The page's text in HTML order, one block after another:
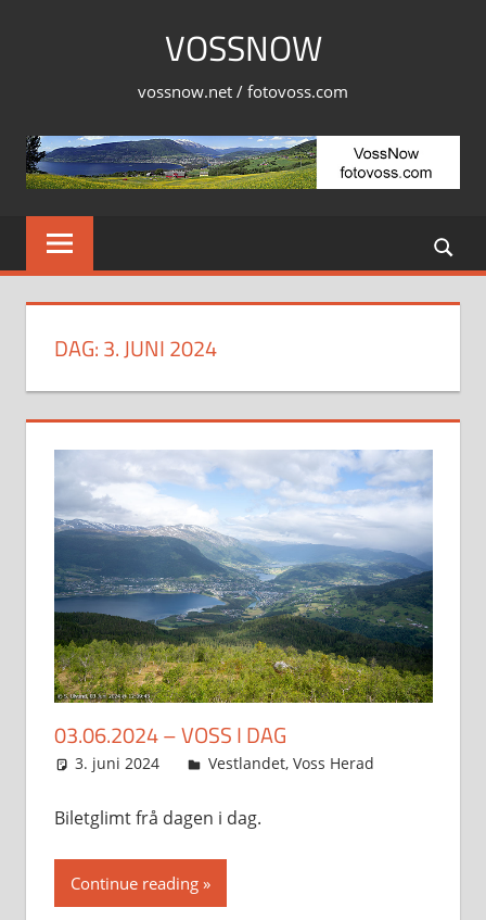
VOSSNOW
vossnow.net / fotovoss.com
DAG:3. JUNI 2024
03.06.2024 – VOSS I DAG
3. juni 2024 Svein
Vestlandet, Voss Herad
Biletglimt frå dagen i dag.
Continue reading